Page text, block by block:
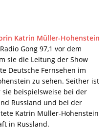
Katrin Müller-Hohenstein
Gong 97,1 vor dem
sie die Leitung der Show
Deutsche Fernsehen im
zu sehen. Seither ist
sie beispielsweise bei der
Russland und bei der
Katrin Müller-Hohenstein
in Russland.